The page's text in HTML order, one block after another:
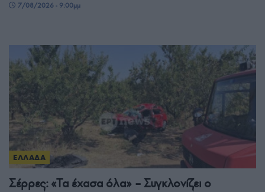
7/08/2026 - 9:00μμ
ΕΛΛΑΔΑ
Σέρρες: «Τα έχασα όλα» – Συγκλονίζει ο